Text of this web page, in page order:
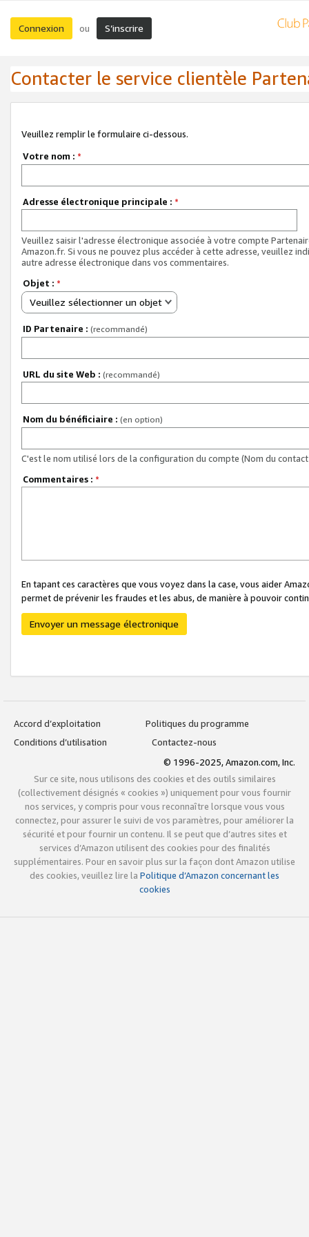
Connexion ou S’inscrire
Contacter le service clientèle
Veuillez remplir le formulaire ci-dessous.
Votre nom : *
Adresse électronique principale : *
Veuillez saisir l'adresse électronique associée à votre compte
Amazon.fr. Si vous ne pouvez plus accéder à cette adresse, veuillez
autre adresse électronique dans vos commentaires.
Objet : *
Veuillez sélectionner un objet
ID Partenaire : (recommandé)
URL du site Web : (recommandé)
Nom du bénéficiaire : (en option)
C'est le nom utilisé lors de la configuration du compte (Nom du
Commentaires : *
En tapant ces caractères que vous voyez dans la case, vous aider
permet de prévenir les fraudes et les abus, de manière à pouvoir
Envoyer un message électronique
Accord d’exploitation
Politiques du programme
Conditions d’utilisation
Contactez-nous
© 1996-2025, Amazon.com, Inc.
Sur ce site, nous utilisons des cookies et des outils similaires
(collectivement désignés « cookies ») uniquement pour vous fournir
nos services, y compris pour vous reconnaître lorsque vous vous
connectez, pour assurer le suivi de vos paramètres, pour améliorer la
sécurité et pour fournir un contenu. Il se peut que d’autres sites et
services d’Amazon utilisent des cookies pour des finalités
supplémentaires. Pour en savoir plus sur la façon dont Amazon utilise
des cookies, veuillez lire la Politique d’Amazon concernant les
cookies